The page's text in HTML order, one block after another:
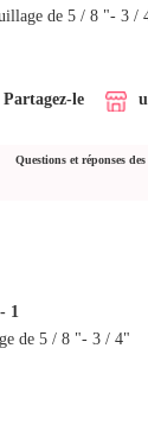
de 5 / 8 "- 3 /
Partagez-le
Questions et réponses
1
de 5 / 8 "- 3 / 4"